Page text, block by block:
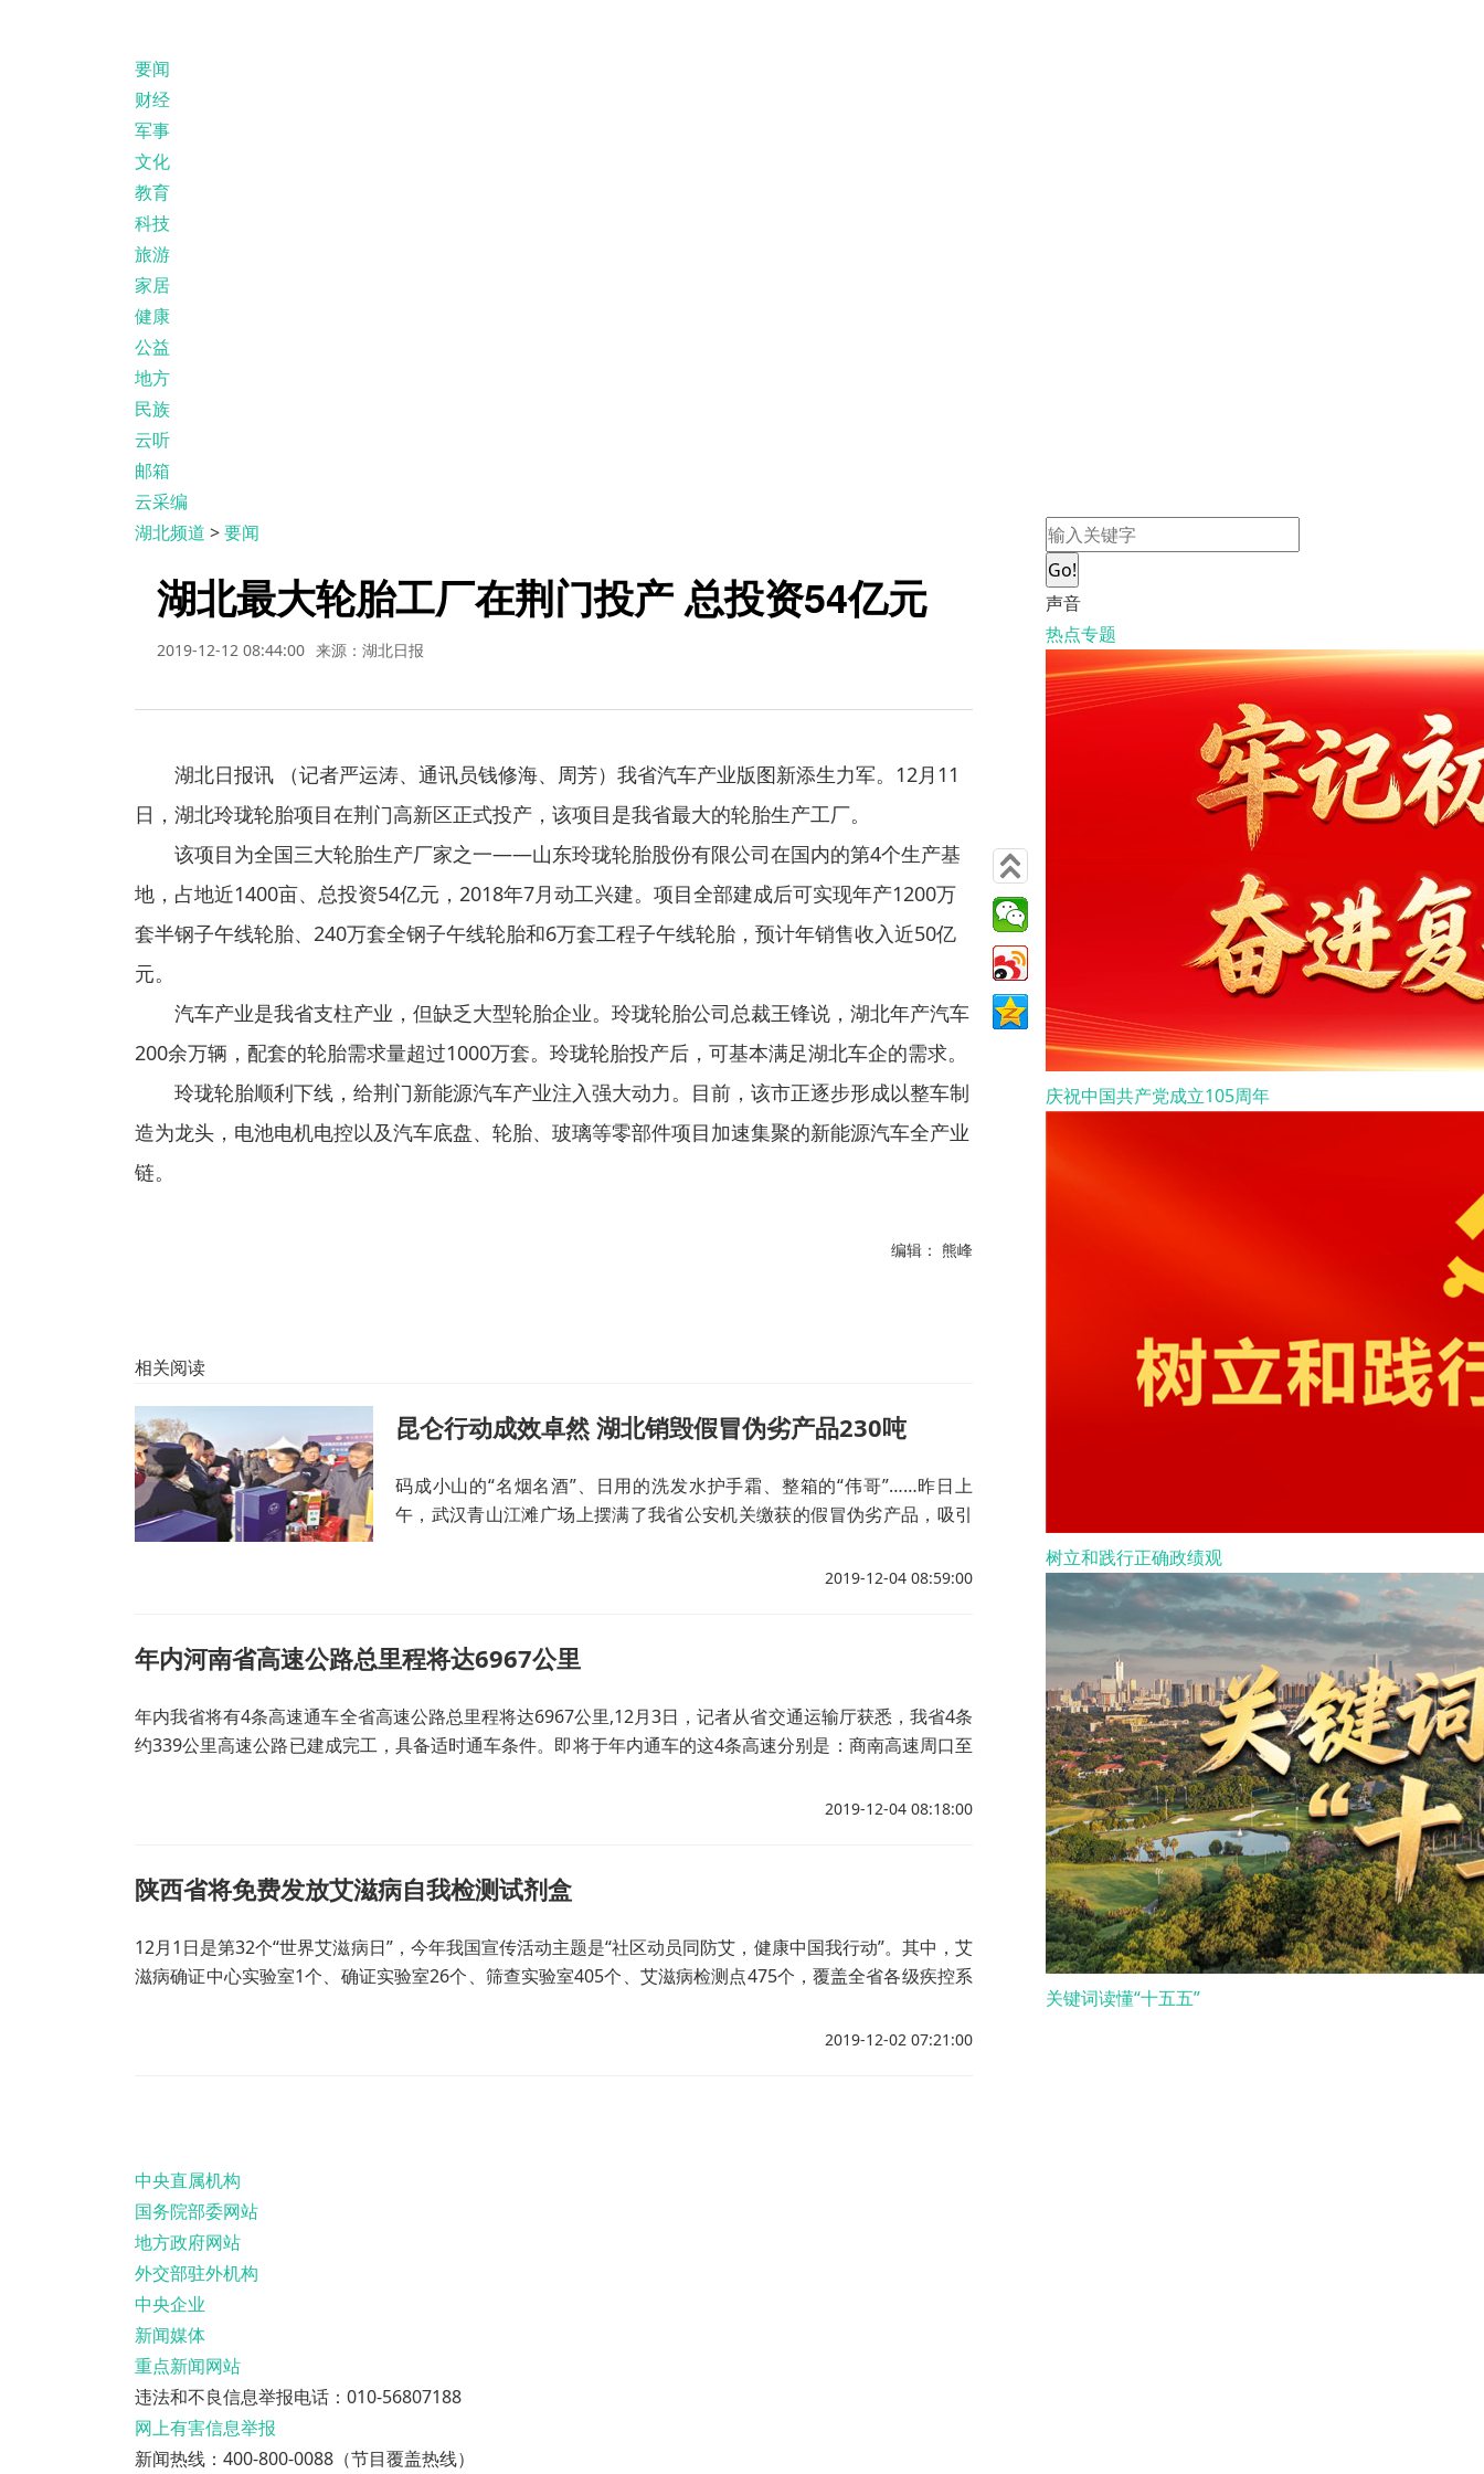
要闻
财经
军事
文化
教育
科技
旅游
家居
健康
公益
地方
民族
云听
邮箱
云采编
湖北频道 >要闻
湖北最大轮胎工厂在荆门投产 总投资54亿元
2019-12-12 08:44:00 来源：湖北日报
湖北日报讯 （记者严运涛、通讯员钱修海、周芳）我省汽车产业版图新添生力军。12月11
日，湖北玲珑轮胎项目在荆门高新区正式投产，该项目是我省最大的轮胎生产工厂。
该项目为全国三大轮胎生产厂家之一——山东玲珑轮胎股份有限公司在国内的第4个生产基
地，占地近1400亩、总投资54亿元，2018年7月动工兴建。项目全部建成后可实现年产1200万
套半钢子午线轮胎、240万套全钢子午线轮胎和6万套工程子午线轮胎，预计年销售收入近50亿
元。
汽车产业是我省支柱产业，但缺乏大型轮胎企业。玲珑轮胎公司总裁王锋说，湖北年产汽车
200余万辆，配套的轮胎需求量超过1000万套。玲珑轮胎投产后，可基本满足湖北车企的需求。
玲珑轮胎顺利下线，给荆门新能源汽车产业注入强大动力。目前，该市正逐步形成以整车制
造为龙头，电池电机电控以及汽车底盘、轮胎、玻璃等零部件项目加速集聚的新能源汽车全产业
链。
编辑： 熊峰
相关阅读
昆仑行动成效卓然 湖北销毁假冒伪劣产品230吨
码成小山的“名烟名酒”、日用的洗发水护手霜、整箱的“伟哥”……昨日上
午，武汉青山江滩广场上摆满了我省公安机关缴获的假冒伪劣产品，吸引
犯罪斗争的积极性，共同维护食药安全、知识产权和生态环境。2019-12-04 08:59:00
年内河南省高速公路总里程将达6967公里
年内我省将有4条高速通车全省高速公路总里程将达6967公里,12月3日，记者从省交通运输厅获悉，我省4条
约339公里高速公路已建成完工，具备适时通车条件。即将于年内通车的这4条高速分别是：商南高速周口至
2019-12-04 08:18:00
陕西省将免费发放艾滋病自我检测试剂盒
12月1日是第32个“世界艾滋病日”，今年我国宣传活动主题是“社区动员同防艾，健康中国我行动”。其中，艾
滋病确证中心实验室1个、确证实验室26个、筛查实验室405个、艾滋病检测点475个，覆盖全省各级疾控系
2019-12-02 07:21:00
Go!
声音
热点专题
庆祝中国共产党成立105周年
树立和践行正确政绩观
关键词读懂“十五五”
中央直属机构
国务院部委网站
地方政府网站
外交部驻外机构
中央企业
新闻媒体
重点新闻网站
违法和不良信息举报电话：010-56807188
网上有害信息举报
新闻热线：400-800-0088（节目覆盖热线）